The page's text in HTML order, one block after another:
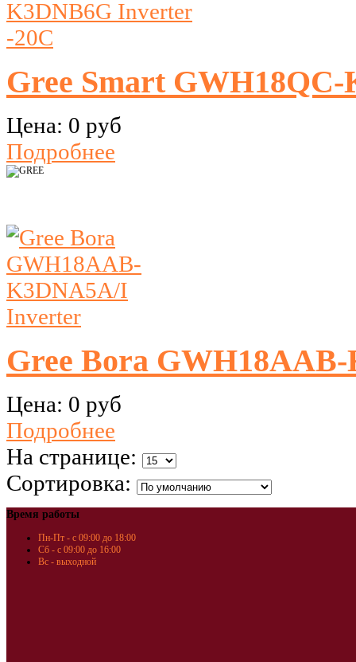
Gree Smart
Цена: 0 руб
Подробнее
Gree Bora
Цена: 0 руб
Подробнее
На странице:
Сортировка:
Время работы
Пн-Пт - с 09:00 до 18:00
Сб - с 09:00 до 16:00
Вс - выходной